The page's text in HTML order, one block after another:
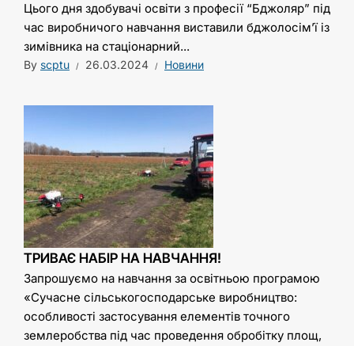
Цього дня здобувачі освіти з професії “Бджоляр” під
час виробничого навчання виставили бджолосім’ї із
зимівника на стаціонарний...
By scptu 26.03.2024 Новини
ТРИВАЄ НАБІР НА НАВЧАННЯ!
Запрошуємо на навчання за освітньою програмою
«Сучасне сільськогосподарське виробництво:
особливості застосування елементів точного
землеробства під час проведення обробітку площ,